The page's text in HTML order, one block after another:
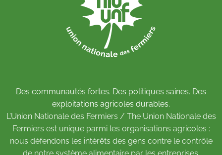
Des communautés fortes. Des politiques saines. Des
exploitations agricoles durables.
L’Union Nationale des Fermiers / The Union Nationale des
Fermiers est unique parmi les organisations agricoles :
nous défendons les intérêts des gens contre le contrôle